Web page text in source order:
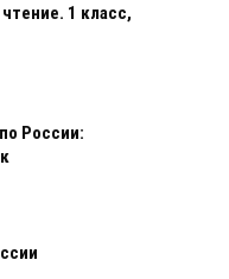
1 класс,
России: